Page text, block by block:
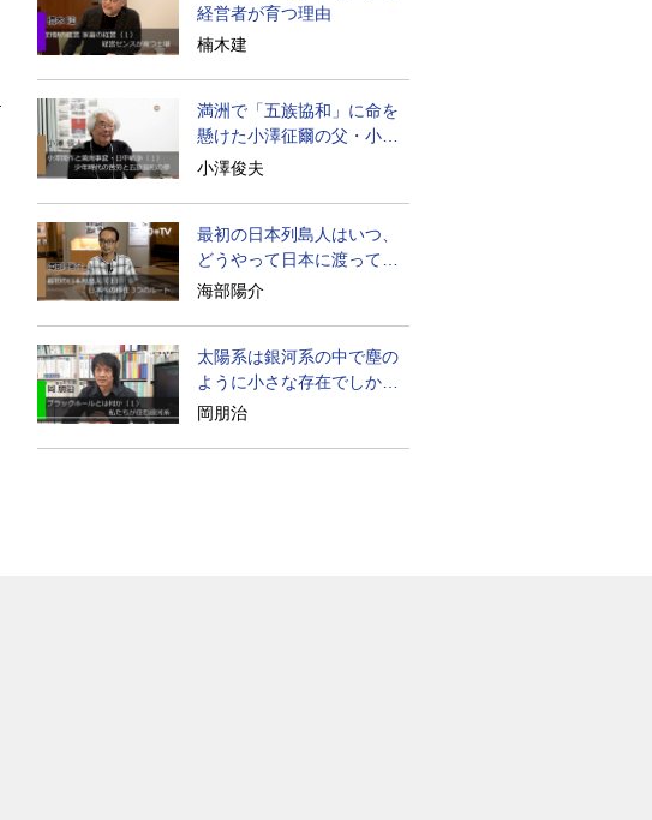
経営者が育つ理由
楠木建
満洲で「五族協和」に命を
懸けた小澤征爾の父・小澤
開作
小澤俊夫
最初の日本列島人はいつ、
どうやって日本に渡ってき
たのか
海部陽介
太陽系は銀河系の中で塵の
ように小さな存在でしかな
い
岡朋治